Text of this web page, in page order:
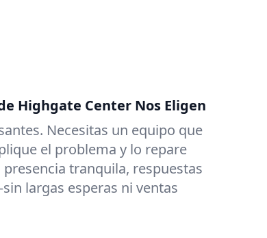
Highgate Center Nos Eligen
Necesitas un equipo que
el problema y lo repare
tranquila, respuestas
largas esperas ni ventas